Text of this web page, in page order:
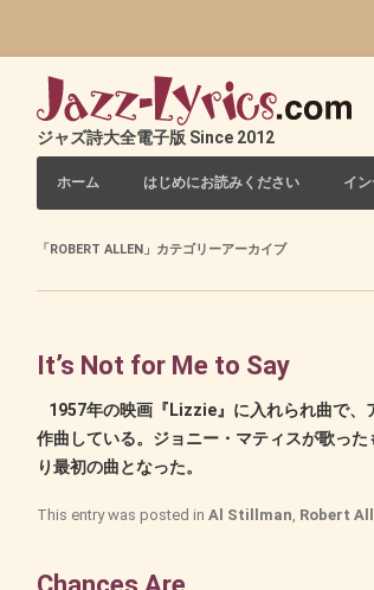
ジャズ詩大全電子版 Since 2012
コンテンツへスキップ
ホーム はじめにお読みください イ
「ROBERT ALLEN 」カテゴリーアーカイブ
It’s Not for Me to Say
1957年の映画『Lizzie』に入れられ曲で、
作曲している。ジョニー・マティスが歌っ
り最初の曲となった。
This entry was posted in Al Stillman, Robert